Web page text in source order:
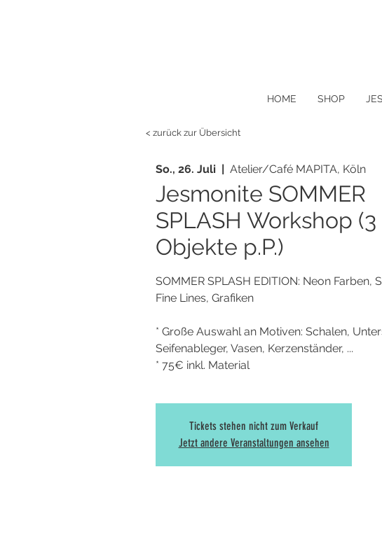
HOME SHOP
So., 26. Juli
  |
Atelier/Café MAPITA, Köln
Jesmonite SOMMER
SPLASH Workshop (3
Objekte p.P.)
SOMMER SPLASH EDITION: Neon Farben,
Fine Lines, Grafiken
* Große Auswahl an Motiven: Schalen,
Seifenableger, Vasen, Kerzenständer, ...
* 75€ inkl. Material
Tickets stehen nicht zum Verkauf
Jetzt andere Veranstaltungen ansehen
< zurück zur Übersicht